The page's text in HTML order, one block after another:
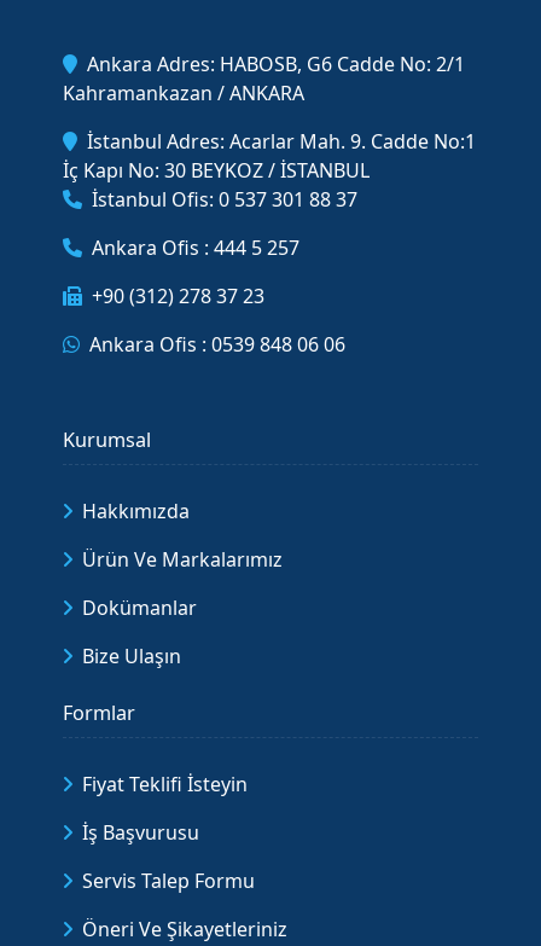
Ankara Adres: HABOSB, G6 Cadde No: 2/1
Kahramankazan / ANKARA
İstanbul Adres: Acarlar Mah. 9. Cadde No:1
İç Kapı No: 30 BEYKOZ / İSTANBUL
İstanbul Ofis: 0 537 301 88 37
Ankara Ofis : 444 5 257
+90 (312) 278 37 23
Ankara Ofis : 0539 848 06 06
Kurumsal
Hakkımızda
Ürün Ve Markalarımız
Dokümanlar
Bize Ulaşın
Formlar
Fiyat Teklifi İsteyin
İş Başvurusu
Servis Talep Formu
Öneri Ve Şikayetleriniz